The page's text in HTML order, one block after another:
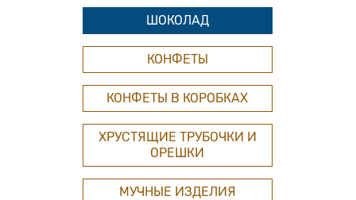
ШОКОЛАД
КОНФЕТЫ
КОНФЕТЫ В КОРОБКАХ
ХРУСТЯЩИЕ ТРУБОЧКИ И
ОРЕШКИ
МУЧНЫЕ ИЗДЕЛИЯ